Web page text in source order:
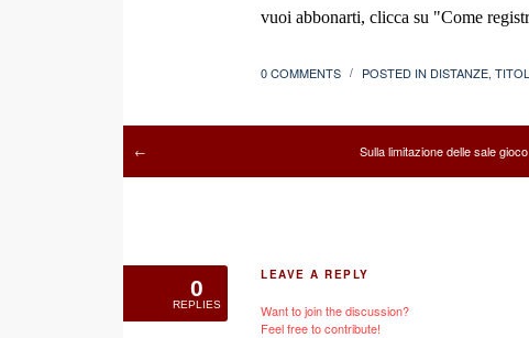
vuoi abbonarti, clicca su "Come
0 COMMENTS / POSTED IN DISTANZE,
← Sulla limitazione delle sale gioco
0
REPLIES
LEAVE A REPLY
Want to join the discussion?
Feel free to contribute!